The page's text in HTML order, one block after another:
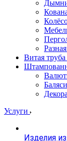
Витая
Услуги
Изделия